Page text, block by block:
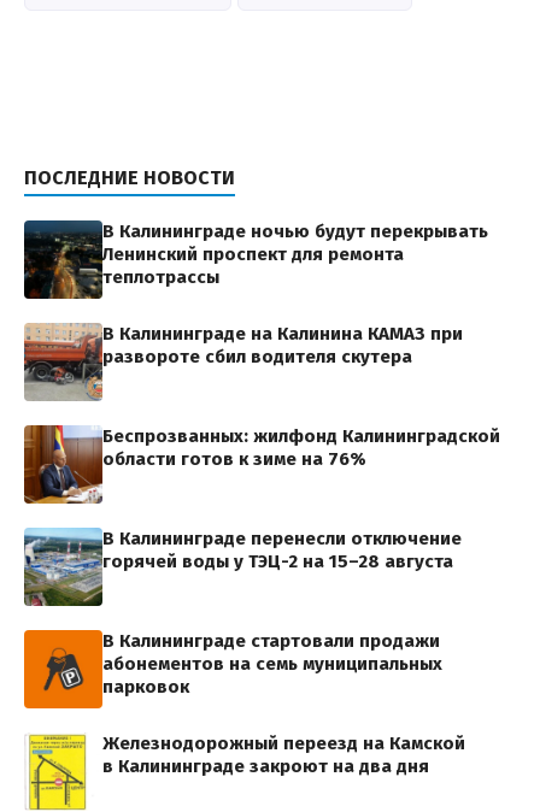
ПОСЛЕДНИЕ НОВОСТИ
В Калининграде ночью будут перекрывать
Ленинский проспект для ремонта
теплотрассы
В Калининграде на Калинина КАМАЗ при
развороте сбил водителя скутера
Беспрозванных: жилфонд Калининградской
области готов к зиме на 76%
В Калининграде перенесли отключение
горячей воды у ТЭЦ-2 на 15–28 августа
В Калининграде стартовали продажи
абонементов на семь муниципальных
парковок
Железнодорожный переезд на Камской
в Калининграде закроют на два дня